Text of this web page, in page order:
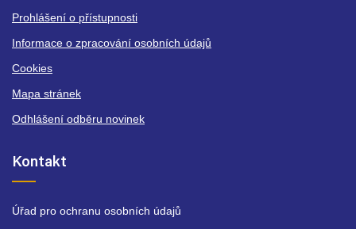
Prohlášení o přístupnosti
Informace o zpracování osobních údajů
Cookies
Mapa stránek
Odhlášení odběru novinek
Kontakt
Úřad pro ochranu osobních údajů